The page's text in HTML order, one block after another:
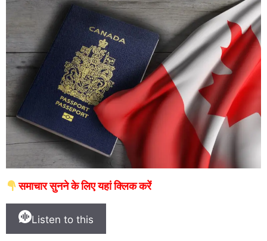
समाचार सुनने के लिए यहां क्लिक करें
Listen to this